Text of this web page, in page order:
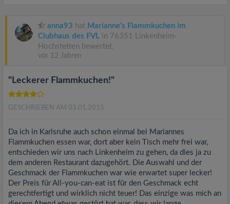
anna93 hat Marianne's Flammkuchen im
Clubhaus des FVL in 76351 Linkenheim-
Hochstetten bewertet.
vor 12 Jahren
"Leckerer Flammkuchen!"
GESCHRIEBEN AM 03.01.2015
Da ich in Karlsruhe auch schon einmal bei Mariannes
Flammkuchen essen war, dort aber kein Tisch mehr frei war,
entschieden wir uns nach Linkenheim zu gehen, da dies ja zu
dem anderen Restaurant dazugehört. Die Auswahl und der
Geschmack der Flammkuchen war wie erwartet super lecker!
Der Preis für All-you-can-eat ist für den Geschmack echt
gerechtfertigt und wirklich nicht teuer! Das einzige was mich an